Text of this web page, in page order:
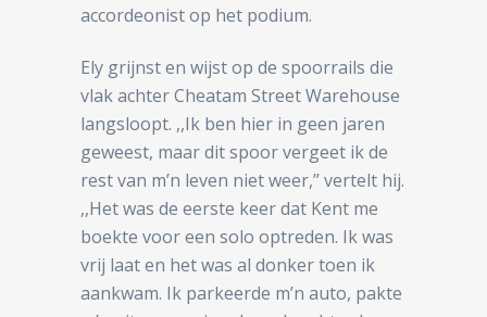
accordeonist op het podium.
Ely grijnst en wijst op de spoorrails die
vlak achter Cheatam Street Warehouse
langsloopt. ,,Ik ben hier in geen jaren
geweest, maar dit spoor vergeet ik de
rest van m’n leven niet weer,’’ vertelt hij.
,,Het was de eerste keer dat Kent me
boekte voor een solo optreden. Ik was
vrij laat en het was al donker toen ik
aankwam. Ik parkeerde m’n auto, pakte